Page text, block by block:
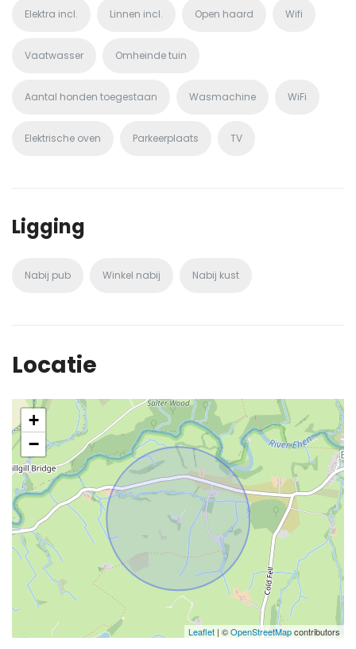
Elektra incl. Linnen incl. Open haard Wifi
Vaatwasser Omheinde tuin
Aantal honden toegestaan Wasmachine WiFi
Elektrische oven Parkeerplaats TV
Ligging
Nabij pub Winkel nabij Nabij kust
Locatie
+
−
Leaflet | ©OpenStreetMapcontributors